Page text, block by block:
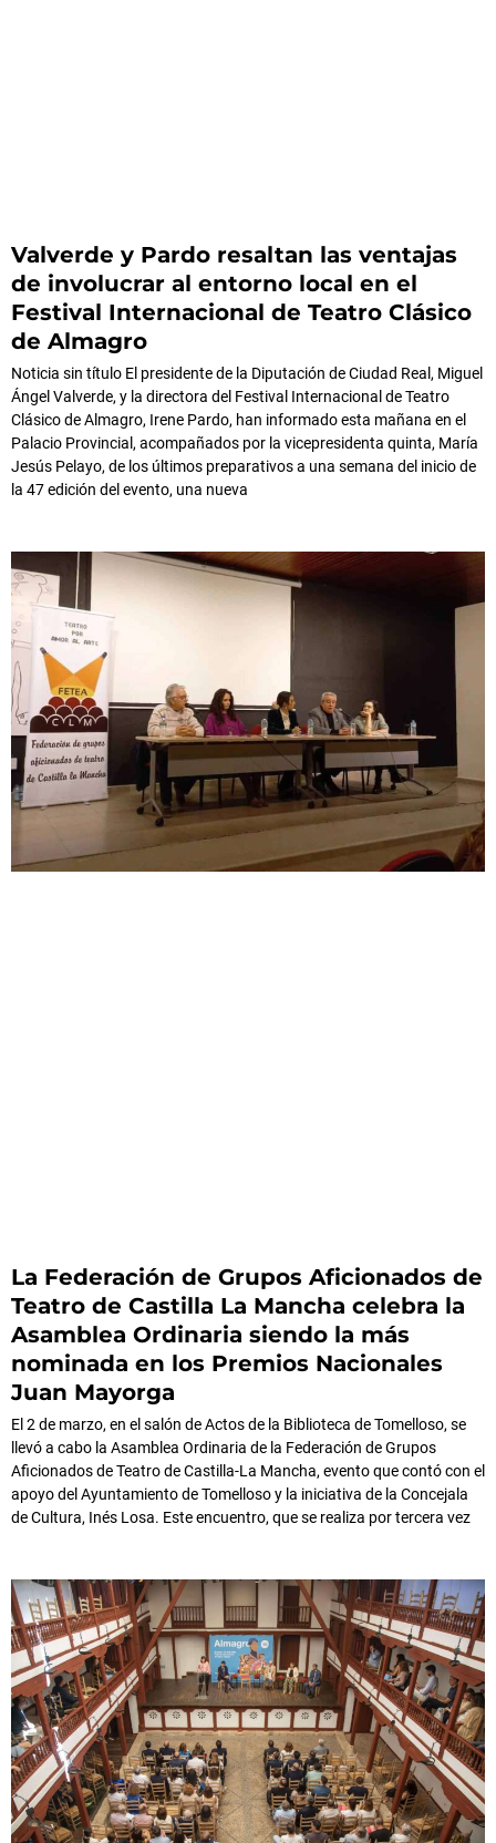
Valverde y Pardo resaltan las ventajas
de involucrar al entorno local en el
Festival Internacional de Teatro Clásico
de Almagro
Noticia sin título El presidente de la Diputación de Ciudad Real, Miguel
Ángel Valverde, y la directora del Festival Internacional de Teatro
Clásico de Almagro, Irene Pardo, han informado esta mañana en el
Palacio Provincial, acompañados por la vicepresidenta quinta, María
Jesús Pelayo, de los últimos preparativos a una semana del inicio de
la 47 edición del evento, una nueva
La Federación de Grupos Aficionados de
Teatro de Castilla La Mancha celebra la
Asamblea Ordinaria siendo la más
nominada en los Premios Nacionales
Juan Mayorga
El 2 de marzo, en el salón de Actos de la Biblioteca de Tomelloso, se
llevó a cabo la Asamblea Ordinaria de la Federación de Grupos
Aficionados de Teatro de Castilla-La Mancha, evento que contó con el
apoyo del Ayuntamiento de Tomelloso y la iniciativa de la Concejala
de Cultura, Inés Losa. Este encuentro, que se realiza por tercera vez